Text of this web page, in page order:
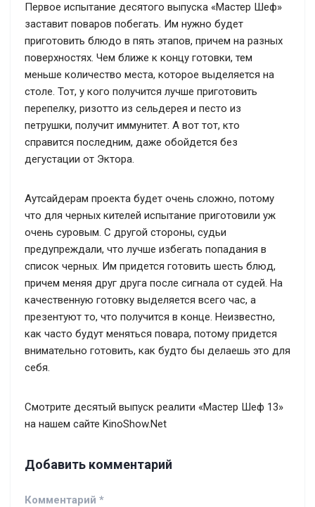
Первое испытание десятого выпуска «Мастер Шеф»
заставит поваров побегать. Им нужно будет
приготовить блюдо в пять этапов, причем на разных
поверхностях. Чем ближе к концу готовки, тем
меньше количество места, которое выделяется на
столе. Тот, у кого получится лучше приготовить
перепелку, ризотто из сельдерея и песто из
петрушки, получит иммунитет. А вот тот, кто
справится последним, даже обойдется без
дегустации от Эктора.
Аутсайдерам проекта будет очень сложно, потому
что для черных кителей испытание приготовили уж
очень суровым. С другой стороны, судьи
предупреждали, что лучше избегать попадания в
список черных. Им придется готовить шесть блюд,
причем меняя друг друга после сигнала от судей. На
качественную готовку выделяется всего час, а
презентуют то, что получится в конце. Неизвестно,
как часто будут меняться повара, потому придется
внимательно готовить, как будто бы делаешь это для
себя.
Смотрите десятый выпуск реалити «Мастер Шеф 13»
на нашем сайте KinoShow.Net
Добавить комментарий
Комментарий *